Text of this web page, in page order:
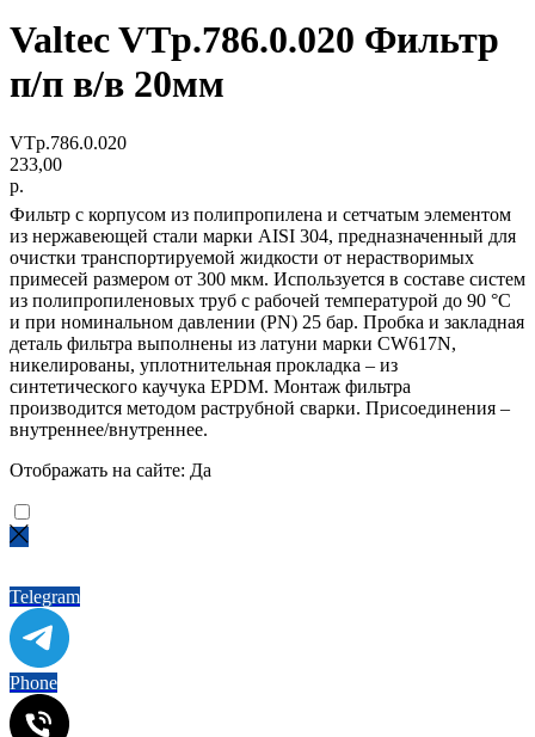
Valtec VTp.786.0.020 Фильтр
п/п в/в 20мм
VTp.786.0.020
233,00
р.
Фильтр с корпусом из полипропилена и сетчатым элементом
из нержавеющей стали марки AISI 304, предназначенный для
очистки транспортируемой жидкости от нерастворимых
примесей размером от 300 мкм. Используется в составе систем
из полипропиленовых труб c рабочей температурой до 90 °С
и при номинальном давлении (PN) 25 бар. Пробка и закладная
деталь фильтра выполнены из латуни марки CW617N,
никелированы, уплотнительная прокладка – из
синтетического каучука EPDM. Монтаж фильтра
производится методом раструбной сварки. Присоединения –
внутреннее/внутреннее.
Отображать на сайте: Да
Telegram
Phone